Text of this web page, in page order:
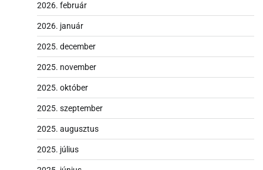
2026. február
2026. január
2025. december
2025. november
2025. október
2025. szeptember
2025. augusztus
2025. július